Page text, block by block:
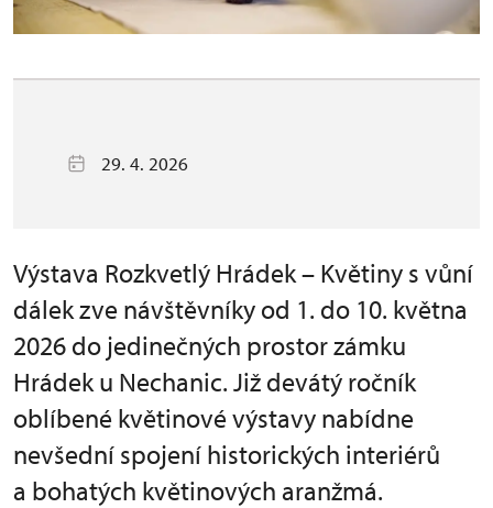
29. 4. 2026
Výstava Rozkvetlý Hrádek – Květiny s vůní
dálek zve návštěvníky od 1. do 10. května
2026 do jedinečných prostor zámku
Hrádek u Nechanic. Již devátý ročník
oblíbené květinové výstavy nabídne
nevšední spojení historických interiérů
a bohatých květinových aranžmá.